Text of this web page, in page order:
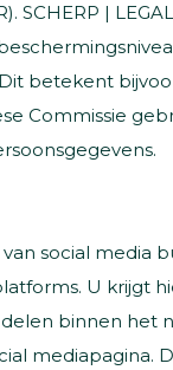
SCHERP |
betekent
Commissie
social media
U krijgt
binnen het
mediapagina.